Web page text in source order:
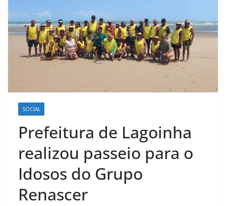
SOCIAL
Prefeitura de Lagoinha
realizou passeio para o
Idosos do Grupo
Renascer